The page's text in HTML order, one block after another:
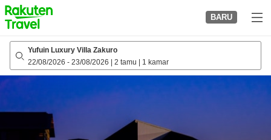
to
top
page
BARU
Yufuin Luxury Villa Zakuro
22/08/2026 - 23/08/2026 2 tamu 1 kamar